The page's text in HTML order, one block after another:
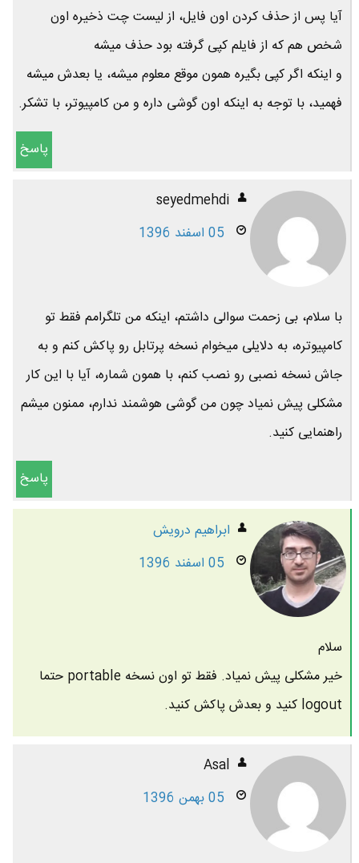
آیا پس از حذف کردن اون فایل، از لیست چت ذخیره اون
شخص هم که از فایلم کپی گرفته بود حذف میشه
و اینکه اگر کپی بگیره همون موقع معلوم میشه، یا بعدش میشه
فهمید، با توجه به اینکه اون گوشی داره و من کامپیوتر، با تشکر.
پاسخ
seyedmehdi
05 اسفند 1396
با سلام، بی زحمت سوالی داشتم، اینکه من تلگرامم فقط تو
کامپیوتره، به دلایلی میخوام نسخه پرتابل رو پاکش کنم و به
جاش نسخه نصبی رو نصب کنم، با همون شماره، آیا با این کار
مشکلی پیش نمیاد چون من گوشی هوشمند ندارم، ممنون میشم
راهنمایی کنید.
پاسخ
ابراهیم درویش
05 اسفند 1396
سلام
خیر مشکلی پیش نمیاد. فقط تو اون نسخه portable حتما
logout کنید و بعدش پاکش کنید.
Asal
05 بهمن 1396